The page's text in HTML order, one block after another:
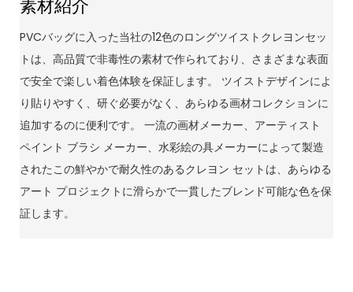
素材紹介
PVCバッグに入った当社の12色のロングツイストクレヨンセッ
トは、高品質で非毒性の素材で作られており、さまざまな表面
で安全で楽しい着色体験を保証します。 ツイストデザインによ
り貼りやすく、研ぐ必要がなく、あらゆる画材コレクションに
追加するのに便利です。 一流の画材メーカー、アーティスト
ペイント ブラシ メーカー、水彩絵の具メーカーによって製造
されたこの鮮やかで耐久性のあるクレヨン セットは、あらゆる
アート プロジェクトに滑らかで一貫したブレンド可能な色を保
証します。